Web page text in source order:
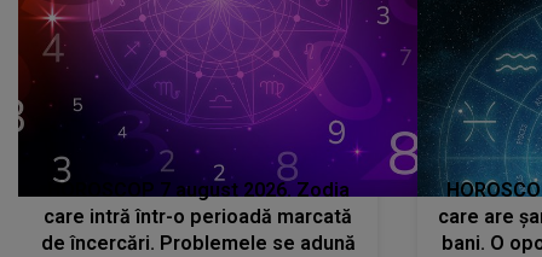
HOROSCOP 7 august 2026. Zodia
care intră într-o perioadă marcată
de încercări. Problemele se adună
care are
bani. O